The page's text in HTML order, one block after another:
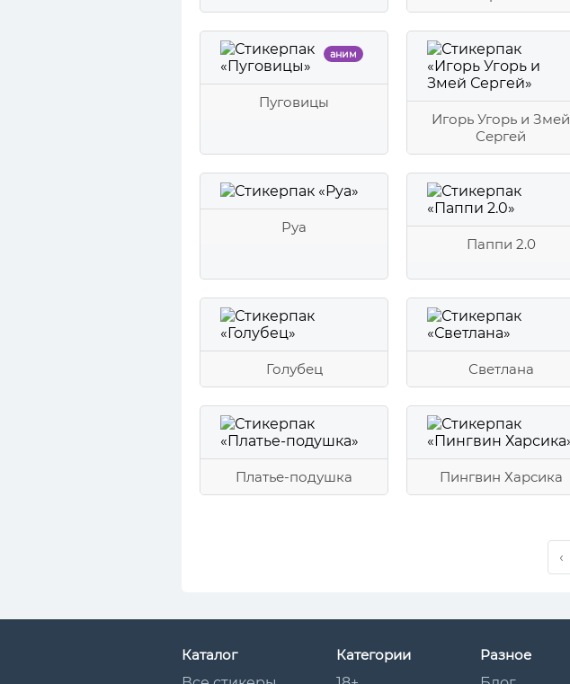
аним
Пуговицы
Игорь Угорь и Змей
Сергей
Руа
Паппи 2.0
Голубец Светлана
Платье-подушка Пингвин Харсика
‹
Каталог
Категории
Разное